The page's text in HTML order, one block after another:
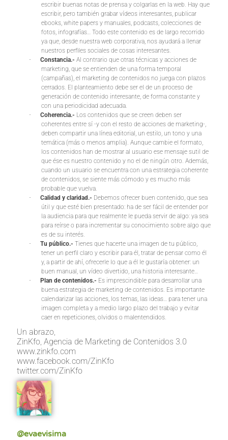
escribir buenas notas de prensa y colgarlas en la web. Hay que
escribir, pero también grabar vídeos interesantes, publicar
ebooks, white papers y manuales, podcasts, colecciones de
fotos, infografías… Todo este contenido es de largo recorrido
ya que, desde nuestra web corporativa, nos ayudará a llenar
nuestros perfiles sociales de cosas interesantes.
·
Constancia.- Al contrario que otras técnicas y acciones de
marketing, que se entienden de una forma temporal
(campañas), el marketing de contenidos no juega con plazos
cerrados. El planteamiento debe ser el de un proceso de
generación de contenido interesante, de forma constante y
con una periodicidad adecuada.
·
Coherencia.- Los contenidos que se creen deben ser
coherentes entre sí -y con el resto de acciones de marketing-,
deben compartir una línea editorial, un estilo, un tono y una
temática (más o menos amplia). Aunque cambie el formato,
los contenidos han de mostrar al usuario ese mensaje sutil de
que ése es nuestro contenido y no el de ningún otro. Además,
cuando un usuario se encuentra con una estrategia coherente
de contenidos, se siente más cómodo y es mucho más
probable que vuelva.
·
Calidad y claridad.- Debemos ofrecer buen contenido, que sea
útil y que esté bien presentado: ha de ser fácil de entender por
la audiencia para que realmente le pueda servir de algo: ya sea
para reírse o para incrementar su conocimiento sobre algo que
es de su interés.
·
Tu público.- Tienes que hacerte una imagen de tu público,
tener un perfil claro y escribir para él, tratar de pensar como él
y, a partir de ahí, ofrecerle lo que a él le gustaría obtener: un
buen manual, un vídeo divertido, una historia interesante…
·
Plan de contenidos.- Es imprescindible para desarrollar una
buena estrategia de marketing de contenidos. Es importante
calendarizar las acciones, los temas, las ideas… para tener una
imagen completa y a medio largo plazo del trabajo y evitar
caer en repeticiones, olvidos o malentendidos.
Un abrazo,
ZinKfo, Agencia de Marketing de Contenidos 3.0
www.zinkfo.com
www.facebook.com/ZinKfo
twitter.com/ZinKfo
@evaevisima